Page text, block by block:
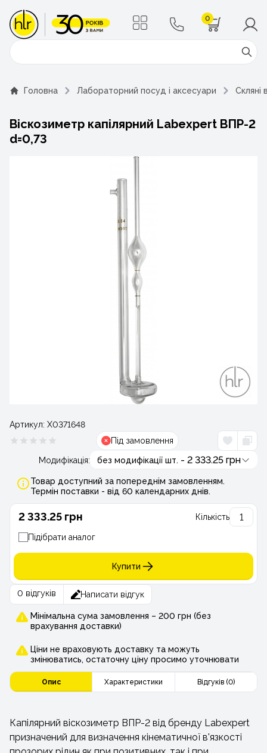
0
Поиск
Головна Лабораторний посуд і аксесуари Скляні
Віскозиметр капілярний Labexpert ВПР-2
d=0,73
Артикул: Х0371648
Під замовлення
Модифікація: без модифікації шт. - 2 333.25 грн
Товар доступний за попереднім замовленням.
Термін поставки - від 60 календарних днів.
2 333.25 грн Кількість
Підібрати аналог
Купити
0 відгуків Написати відгук
Мінімальна сума замовлення – 200 грн (без
врахування доставки)
Ціни не враховують доставку та можуть
змінюватись, остаточну ціну просимо уточнювати
Опис Характеристики Відгуків (0)
Капілярний віскозиметр ВПР-2 від бренду Labexpert
призначений для визначення кінематичної в'язкості